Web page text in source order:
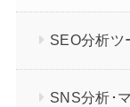
SEO分析ツ
SNS分析･